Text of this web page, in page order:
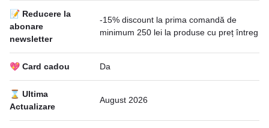
📝 Reducere la
abonare
newsletter
-15% discount la prima comandă de
minimum 250 lei la produse cu preț întreg
💖 Card cadou Da
⌛ Ultima
Actualizare
August 2026